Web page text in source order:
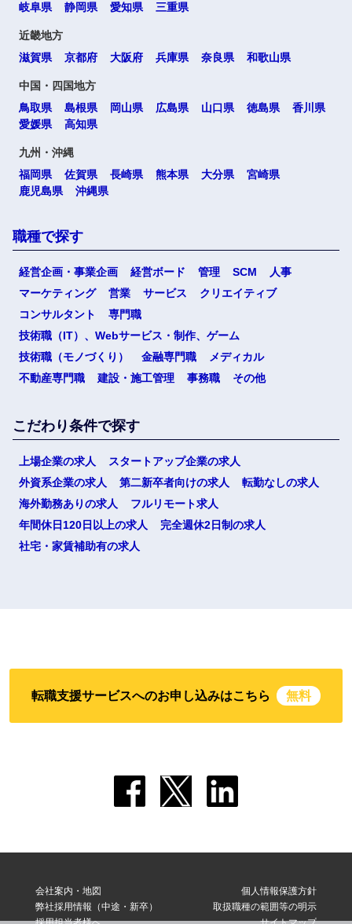
岐阜県
静岡県 愛知県 三重県
近畿地方
滋賀県
京都府 大阪府 兵庫県 奈良県 和歌山県
中国・四国地方
鳥取県
島根県 岡山県 広島県 山口県 徳島県
香川県
愛媛県
高知県
九州・沖縄
福岡県
佐賀県 長崎県 熊本県 大分県
宮崎県
鹿児島県
沖縄県
職種で探す
経営企画・事業企画 経営ボード 管理 SCM
人事
マーケティング
営業 サービス
クリエイティブ
コンサルタント
専門職
技術職（IT）、Webサービス・制作、ゲーム
技術職（モノづくり）
金融専門職
メディカル
不動産専門職
建設・施工管理 事務職 その他
こだわり条件で探す
上場企業の求人
スタートアップ企業の求人
外資系企業の求人
第二新卒者向けの求人
転勤なしの求人
海外勤務ありの求人
フルリモート求人
年間休日120日以上の求人
完全週休2日制の求人
社宅・家賃補助有の求人
転職支援サービスへのお申し込みはこちら 無料
会社案内・地図
弊社採用情報（中途・新卒）
個人情報保護方針
取扱職種の範囲等の明示